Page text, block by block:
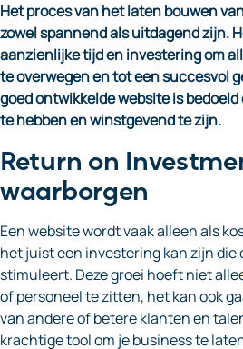
Het proces van het laten bouwen
zowel spannend als uitdagend zijn.
aanzienlijke tijd en investering om
te overwegen en tot een succesvol
goed ontwikkelde website is
te hebben en winstgevend te zijn.
Return on
waarborgen
Een website wordt vaak alleen als
het juist een investering kan zijn die
stimuleert. Deze groei hoeft niet
of personeel te zitten, het kan ook
van andere of betere klanten en
krachtige tool om je business te